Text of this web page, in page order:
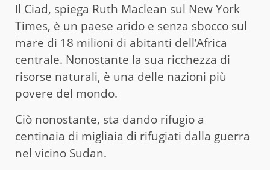
Il Ciad, spiega Ruth Maclean sul New York
Times, è un paese arido e senza sbocco sul
mare di 18 milioni di abitanti dell’Africa
centrale. Nonostante la sua ricchezza di
risorse naturali, è una delle nazioni più
povere del mondo.
Ciò nonostante, sta dando rifugio a
centinaia di migliaia di rifugiati dalla guerra
nel vicino Sudan.